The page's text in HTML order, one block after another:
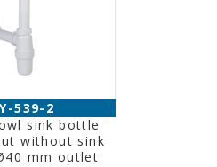
539-2
sink bottle
without sink
mm outlet